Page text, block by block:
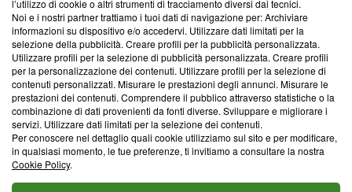
Corporate
Redazione
Informativa Privacy
Cookie Policy
Blasting SA, IDI CHE-247.845.224, Via Carlo Frasca, 3 - 6900
Lugano (Svizzera) Tel:+39 0690258937
© 2026 Blasting News
l’utilizzo di cookie o altri strumenti di tracciamento diversi dai tecnici.
Noi e i nostri partner trattiamo i tuoi dati di navigazione per: Archiviare
informazioni su dispositivo e/o accedervi. Utilizzare dati limitati per la
selezione della pubblicità. Creare profili per la pubblicità personalizzata.
Utilizzare profili per la selezione di pubblicità personalizzata. Creare profili
per la personalizzazione dei contenuti. Utilizzare profili per la selezione di
contenuti personalizzati. Misurare le prestazioni degli annunci. Misurare le
prestazioni dei contenuti. Comprendere il pubblico attraverso statistiche o la
combinazione di dati provenienti da fonti diverse. Sviluppare e migliorare i
servizi. Utilizzare dati limitati per la selezione dei contenuti.
Per conoscere nel dettaglio quali cookie utilizziamo sul sito e per modificare,
in qualsiasi momento, le tue preferenze, ti invitiamo a consultare la nostra
Cookie Policy.